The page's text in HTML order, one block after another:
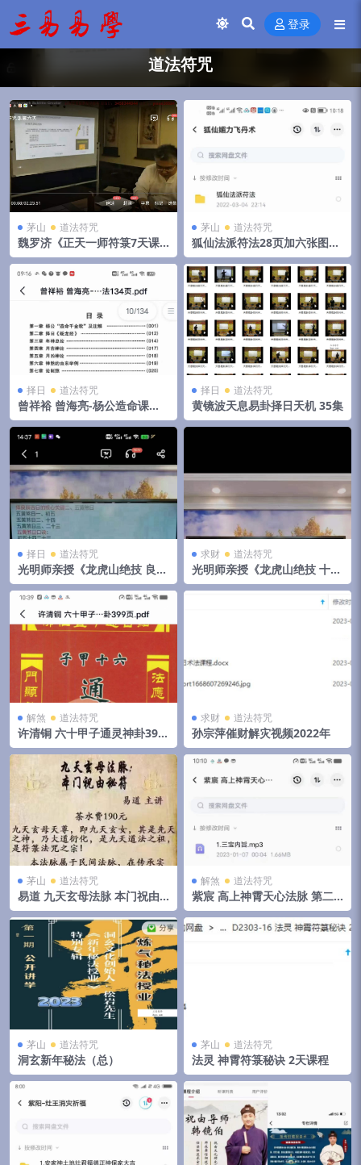
登录
道法符咒
茅山 道法符咒
魏罗济《正天一‬师符箓7天课
程》 夸克网盘下载
茅山 道法符咒
狐仙法派符法28页加六张图片
+狐仙媚力飞丹术教材24页
择日 道法符咒
曾祥裕 曾海亮-杨公造命课择
日法134页
择日 道法符咒
黄镜波天息易卦择日天机 35集
择日 道法符咒
光明师亲授《龙虎山绝技 良辰
吉日不传之秘》2集
求财 道法符咒
光明师亲授《龙虎山绝技 十八
种龙虎山道家催财催运不传之
秘》
解煞 道法符咒
许清铜 六十甲子通灵神卦399
页
求财 道法符咒
孙宗萍催财解灾视频2022年
茅山 道法符咒
易道 九天玄母法脉 本门祝由
秘符
解煞 道法符咒
紫宸 高上神霄天心法脉 第二
期
茅山 道法符咒
洞玄新年秘法（总）
茅山 道法符咒
法灵 神霄符箓秘诀 2天课程